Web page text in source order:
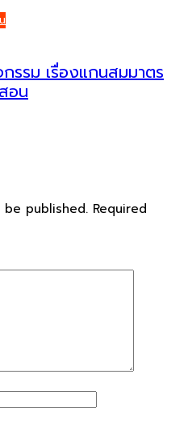
รรม เรื่องแกนสมมาตร
อน
published. Required